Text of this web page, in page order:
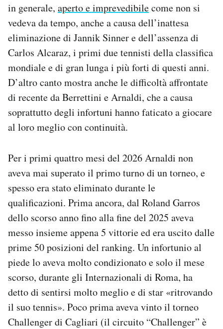
in generale, aperto e imprevedibilecome non si
vedeva da tempo, anche a causa dell’inattesa
eliminazione di Jannik Sinner e dell’assenza di
Carlos Alcaraz, i primi due tennisti della classifica
mondiale e di gran lunga i più forti di questi anni.
D’altro canto mostra anche le difficoltà affrontate
di recente da Berrettini e Arnaldi, che a causa
soprattutto degli infortuni hanno faticato a giocare
al loro meglio con continuità.
Per i primi quattro mesi del 2026 Arnaldi non
aveva mai superato il primo turno di un torneo, e
spesso era stato eliminato durante le
qualificazioni. Prima ancora, dal Roland Garros
dello scorso anno fino alla fine del 2025 aveva
messo insieme appena 5 vittorie ed era uscito dalle
prime 50 posizioni del ranking. Un infortunio al
piede lo aveva molto condizionato e solo il mese
scorso, durante gli Internazionali di Roma, ha
detto di sentirsi molto meglio e di star «ritrovando
il suo tennis». Poco prima aveva vinto il torneo
Challenger di Cagliari (il circuito “Challenger” è